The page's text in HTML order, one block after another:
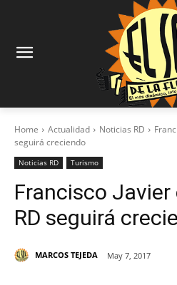
Home Actualidad Noticias RD
seguirá creciendo
Noticias RD Turismo
Francisco
RD seguirá
MARCOS TEJEDA May 7, 2017